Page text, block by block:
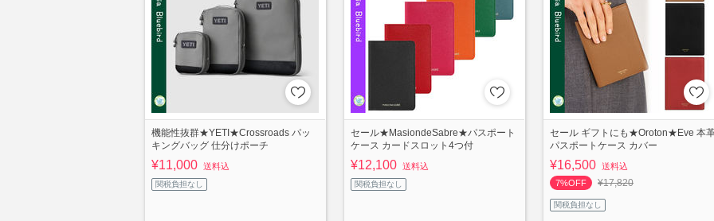
機能性抜群★YETI★Crossroads パッ
キングバッグ 仕分けポーチ
¥11,000 送料込
関税負担なし
セール★MasiondeSabre★パスポート
ケース カードスロット4つ付
¥12,100 送料込
関税負担なし
セール ギフトにも★Oroton★Eve 本
パスポートケース カバー
¥16,500 送料込
7%OFF
¥17,820
関税負担なし